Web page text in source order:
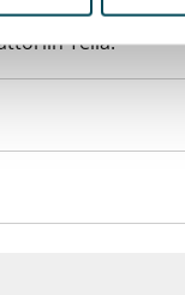
etuhintaan
Telia.